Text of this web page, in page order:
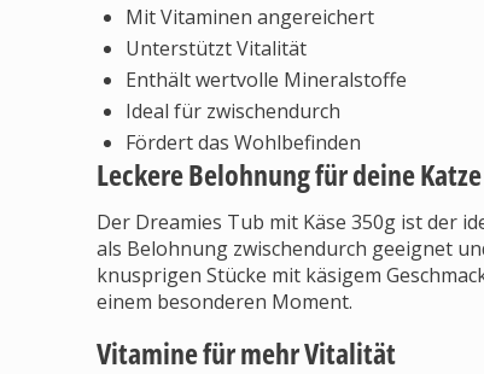
Mit Vitaminen angereichert
Unterstützt Vitalität
Enthält wertvolle Mineralstoffe
Ideal für zwischendurch
Fördert das Wohlbefinden
Leckere Belohnung für deine Katze
Der Dreamies Tub mit Käse 350g ist der
als Belohnung zwischendurch geeignet
knusprigen Stücke mit käsigem
einem besonderen Moment.
Vitamine für mehr Vitalität